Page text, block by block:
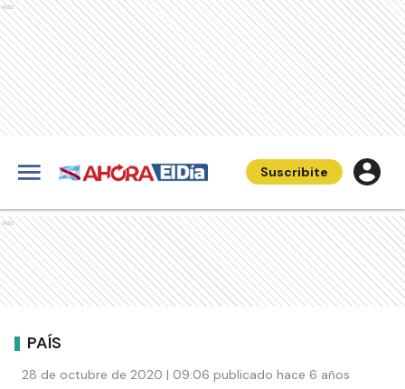
Ads
Suscribite
Ads
PAÍS
28 de octubre de 2020 | 09:06 publicado hace 6 años